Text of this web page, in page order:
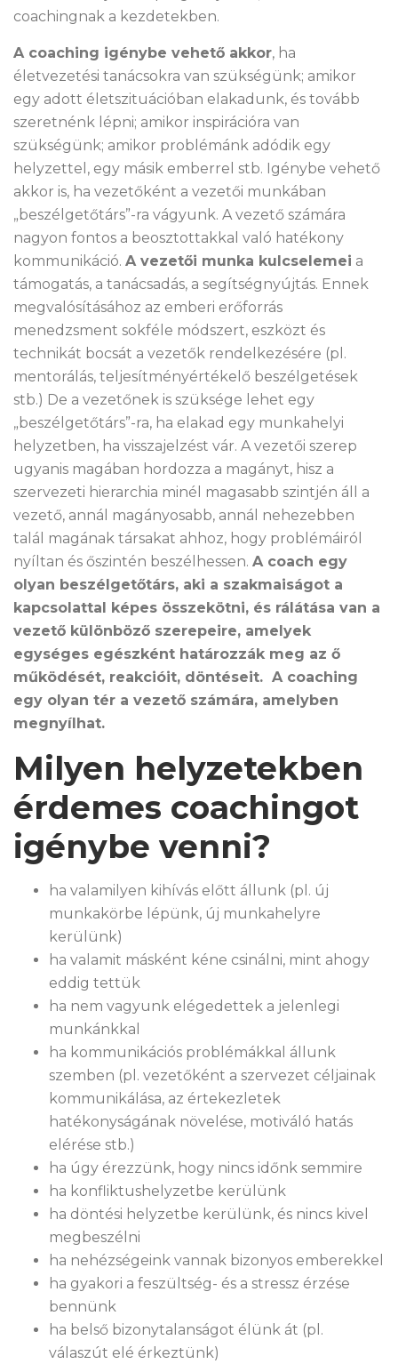
coachingnak a kezdetekben.
A coaching igénybe vehető akkor, ha
életvezetési tanácsokra van szükségünk; amikor
egy adott életszituációban elakadunk, és tovább
szeretnénk lépni; amikor inspirációra van
szükségünk; amikor problémánk adódik egy
helyzettel, egy másik emberrel stb. Igénybe vehető
akkor is, ha vezetőként a vezetői munkában
„beszélgetőtárs”-ra vágyunk. A vezető számára
nagyon fontos a beosztottakkal való hatékony
kommunikáció. A vezetői munka kulcselemei a
támogatás, a tanácsadás, a segítségnyújtás. Ennek
megvalósításához az emberi erőforrás
menedzsment sokféle módszert, eszközt és
technikát bocsát a vezetők rendelkezésére (pl.
mentorálás, teljesítményértékelő beszélgetések
stb.) De a vezetőnek is szüksége lehet egy
„beszélgetőtárs”-ra, ha elakad egy munkahelyi
helyzetben, ha visszajelzést vár. A vezetői szerep
ugyanis magában hordozza a magányt, hisz a
szervezeti hierarchia minél magasabb szintjén áll a
vezető, annál magányosabb, annál nehezebben
talál magának társakat ahhoz, hogy problémáiról
nyíltan és őszintén beszélhessen. A coach egy
olyan beszélgetőtárs, aki a szakmaiságot a
kapcsolattal képes összekötni, és rálátása van a
vezető különböző szerepeire, amelyek
egységes egészként határozzák meg az ő
működését, reakcióit, döntéseit. A coaching
egy olyan tér a vezető számára, amelyben
megnyílhat.
Milyen helyzetekben
érdemes coachingot
igénybe venni?
ha valamilyen kihívás előtt állunk (pl. új
munkakörbe lépünk, új munkahelyre
kerülünk)
ha valamit másként kéne csinálni, mint ahogy
eddig tettük
ha nem vagyunk elégedettek a jelenlegi
munkánkkal
ha kommunikációs problémákkal állunk
szemben (pl. vezetőként a szervezet céljainak
kommunikálása, az értekezletek
hatékonyságának növelése, motiváló hatás
elérése stb.)
ha úgy érezzünk, hogy nincs időnk semmire
ha konfliktushelyzetbe kerülünk
ha döntési helyzetbe kerülünk, és nincs kivel
megbeszélni
ha nehézségeink vannak bizonyos emberekkel
ha gyakori a feszültség- és a stressz érzése
bennünk
ha belső bizonytalanságot élünk át (pl.
válaszút elé érkeztünk)